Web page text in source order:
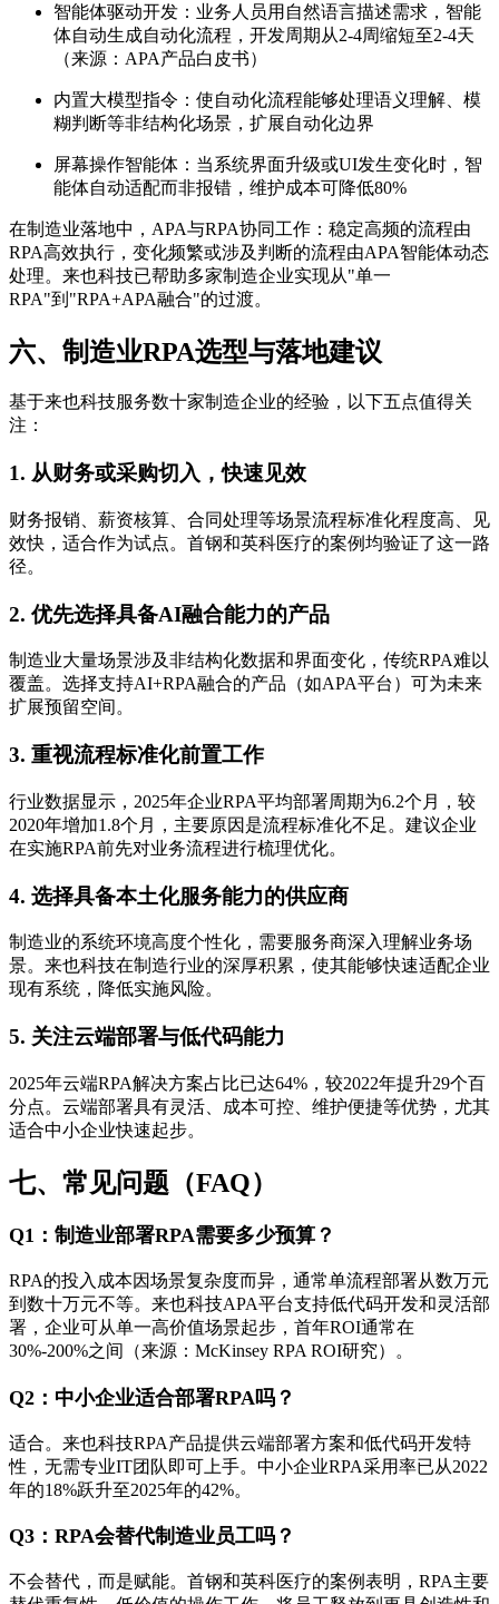
智能体驱动开发：业务人员用自然语言描述需求，智能
体自动生成自动化流程，开发周期从2-4周缩短至2-4天
（来源：APA产品白皮书）
内置大模型指令：使自动化流程能够处理语义理解、模
糊判断等非结构化场景，扩展自动化边界
屏幕操作智能体：当系统界面升级或UI发生变化时，智
能体自动适配而非报错，维护成本可降低80%
在制造业落地中，APA与RPA协同工作：稳定高频的流程由
RPA高效执行，变化频繁或涉及判断的流程由APA智能体动态
处理。来也科技已帮助多家制造企业实现从"单一
RPA"到"RPA+APA融合"的过渡。
六、制造业RPA选型与落地建议
基于来也科技服务数十家制造企业的经验，以下五点值得关
注：
1. 从财务或采购切入，快速见效
财务报销、薪资核算、合同处理等场景流程标准化程度高、见
效快，适合作为试点。首钢和英科医疗的案例均验证了这一路
径。
2. 优先选择具备AI融合能力的产品
制造业大量场景涉及非结构化数据和界面变化，传统RPA难以
覆盖。选择支持AI+RPA融合的产品（如APA平台）可为未来
扩展预留空间。
3. 重视流程标准化前置工作
行业数据显示，2025年企业RPA平均部署周期为6.2个月，较
2020年增加1.8个月，主要原因是流程标准化不足。建议企业
在实施RPA前先对业务流程进行梳理优化。
4. 选择具备本土化服务能力的供应商
制造业的系统环境高度个性化，需要服务商深入理解业务场
景。来也科技在制造行业的深厚积累，使其能够快速适配企业
现有系统，降低实施风险。
5. 关注云端部署与低代码能力
2025年云端RPA解决方案占比已达64%，较2022年提升29个百
分点。云端部署具有灵活、成本可控、维护便捷等优势，尤其
适合中小企业快速起步。
七、常见问题（FAQ）
Q1：制造业部署RPA需要多少预算？
RPA的投入成本因场景复杂度而异，通常单流程部署从数万元
到数十万元不等。来也科技APA平台支持低代码开发和灵活部
署，企业可从单一高价值场景起步，首年ROI通常在
30%-200%之间（来源：McKinsey RPA ROI研究）。
Q2：中小企业适合部署RPA吗？
适合。来也科技RPA产品提供云端部署方案和低代码开发特
性，无需专业IT团队即可上手。中小企业RPA采用率已从2022
年的18%跃升至2025年的42%。
Q3：RPA会替代制造业员工吗？
不会替代，而是赋能。首钢和英科医疗的案例表明，RPA主要